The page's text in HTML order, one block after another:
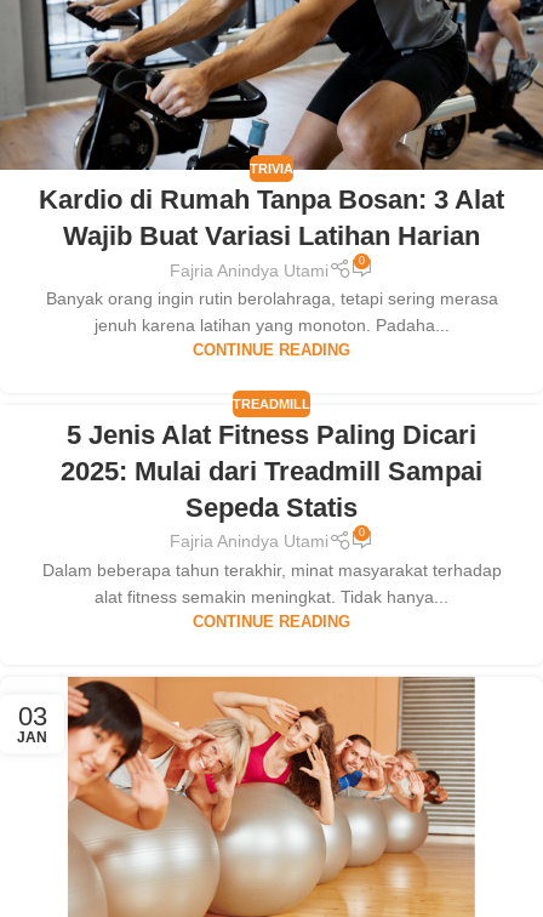
TRIVIA
Kardio di Rumah Tanpa Bosan: 3 Alat
Wajib Buat Variasi Latihan Harian
Fajria Anindya Utami 0
Banyak orang ingin rutin berolahraga, tetapi sering merasa
jenuh karena latihan yang monoton. Padaha...
CONTINUE READING
TREADMILL
5 Jenis Alat Fitness Paling Dicari
2025: Mulai dari Treadmill Sampai
Sepeda Statis
Fajria Anindya Utami 0
Dalam beberapa tahun terakhir, minat masyarakat terhadap
alat fitness semakin meningkat. Tidak hanya...
CONTINUE READING
03
JAN